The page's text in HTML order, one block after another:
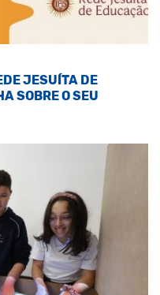
JESUÍTA DE
SOBRE O SEU